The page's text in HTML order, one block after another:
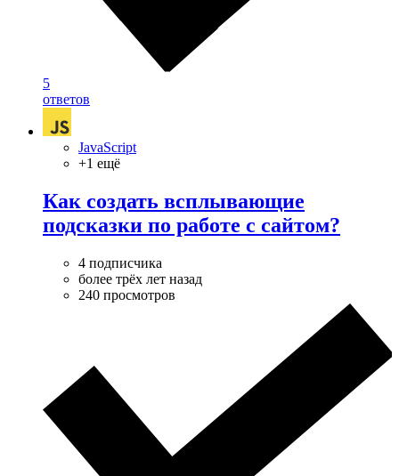
5
ответов
JavaScript
+1 ещё
Как создать всплывающие
подсказки по работе с сайтом?
4 подписчика
более трёх лет назад
240 просмотров